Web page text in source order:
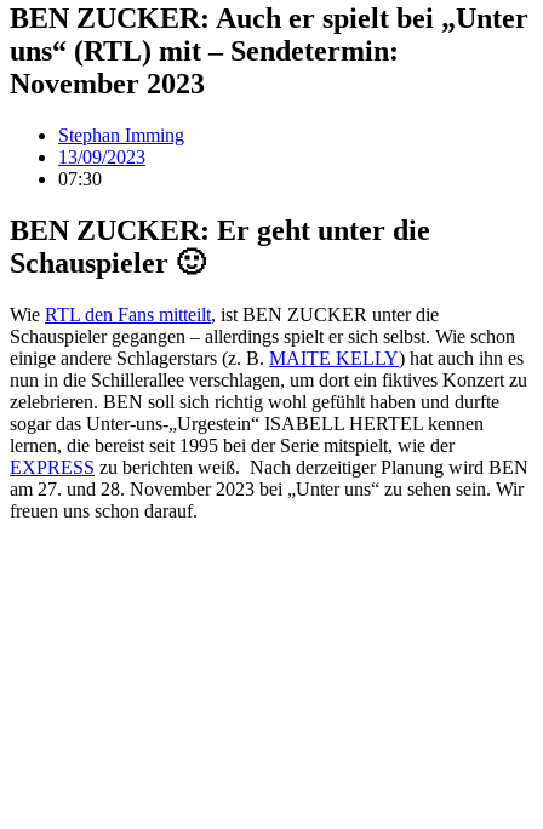
BEN ZUCKER: Auch er spielt bei „Unter
uns“ (RTL) mit – Sendetermin:
November 2023
Stephan Imming
13/09/2023
07:30
BEN ZUCKER: Er geht unter die
Schauspieler 🙂
Wie RTL den Fans mitteilt, ist BEN ZUCKER unter die
Schauspieler gegangen – allerdings spielt er sich selbst. Wie schon
einige andere Schlagerstars (z. B. MAITE KELLY) hat auch ihn es
nun in die Schillerallee verschlagen, um dort ein fiktives Konzert zu
zelebrieren. BEN soll sich richtig wohl gefühlt haben und durfte
sogar das Unter-uns-„Urgestein“ ISABELL HERTEL kennen
lernen, die bereist seit 1995 bei der Serie mitspielt, wie der
EXPRESS zu berichten weiß. Nach derzeitiger Planung wird BEN
am 27. und 28. November 2023 bei „Unter uns“ zu sehen sein. Wir
freuen uns schon darauf.